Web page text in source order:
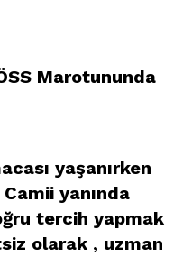
Marotununda
yaşanırken
yanında
tercih yapmak
olarak , uzman